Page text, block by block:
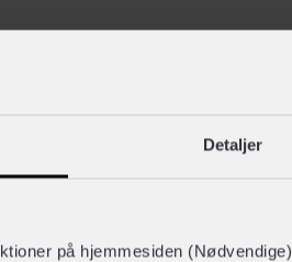
Detaljer
på hjemmesiden (Nødvendige)